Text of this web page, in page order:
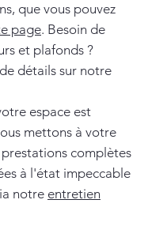
que vous pouvez
page. Besoin de
et plafonds ?
détails sur notre
espace est
mettons à votre
complètes
à l'état impeccable
notre entretien